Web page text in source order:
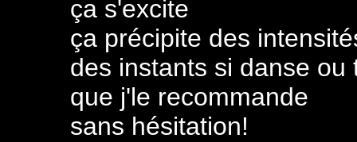
ça s'excite
ça précipite des
des instants si danse ou
que j'le recommande
sans hésitation!